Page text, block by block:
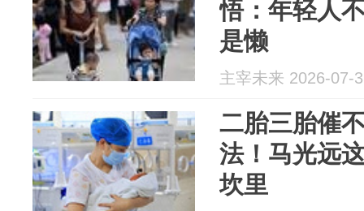
悟：年轻人
是懒
主宰未来 2026-07-
二胎三胎催
法！马光远
坎里